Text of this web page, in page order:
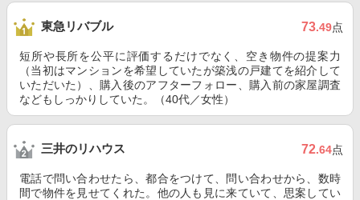
東急リバブル 73.49点
短所や長所を公平に評価するだけでなく、空き物件の提案力
（当初はマンションを希望していたが築浅の戸建てを紹介して
いただいた）、購入後のアフターフォロー、購入前の家屋調査
などもしっかりしていた。（40代／女性）
三井のリハウス 72.64点
電話で問い合わせたら、都合をつけて、問い合わせから、数時
間で物件を見せてくれた。他の人も見に来ていて、思案してい